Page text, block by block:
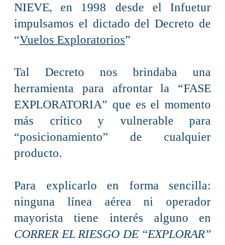
NIEVE, en 1998 desde el Infuetur
impulsamos el dictado del Decreto de
“Vuelos Exploratorios”
Tal Decreto nos brindaba una
herramienta para afrontar la “FASE
EXPLORATORIA” que es el momento
más crítico y vulnerable para
“posicionamiento” de cualquier
producto.
Para explicarlo en forma sencilla:
ninguna línea aérea ni operador
mayorista tiene interés alguno en
CORRER EL RIESGO DE “EXPLORAR”